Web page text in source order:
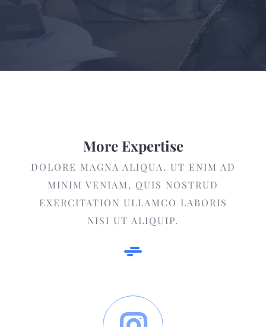
More Expertise
DOLORE MAGNA ALIQUA. UT ENIM AD
MINIM VENIAM, QUIS NOSTRUD
EXERCITATION ULLAMCO LABORIS
NISI UT ALIQUIP.